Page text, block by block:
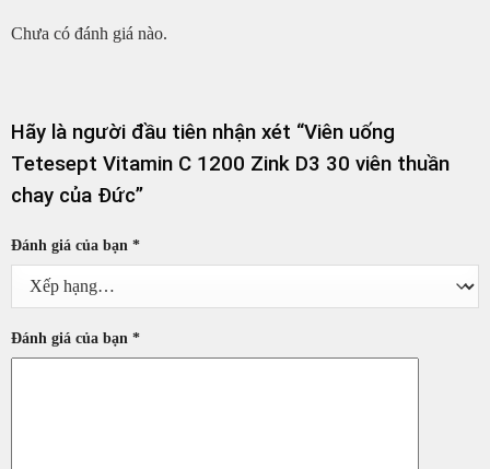
Chưa có đánh giá nào.
Hãy là người đầu tiên nhận xét “Viên uống
Tetesept Vitamin C 1200 Zink D3 30 viên thuần
chay của Đức”
Đánh giá của bạn *
Đánh giá của bạn *